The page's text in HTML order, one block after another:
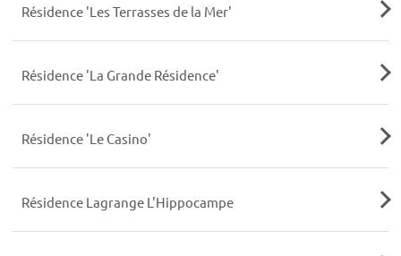
Résidence 'Les Terrasses de la Mer'
Résidence 'La Grande Résidence'
Résidence 'Le Casino'
Résidence Lagrange L'Hippocampe